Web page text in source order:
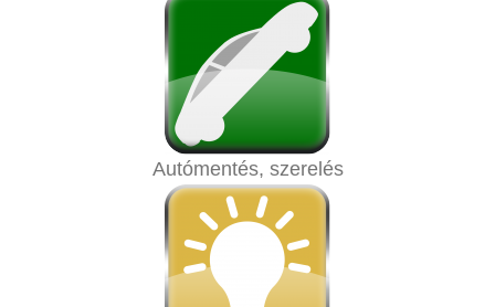
Autómentés, szerelés